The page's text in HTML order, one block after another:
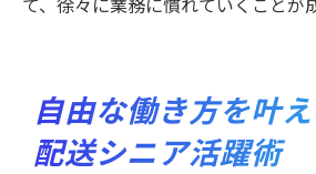
自由な働き方を叶
配送シニア活躍術